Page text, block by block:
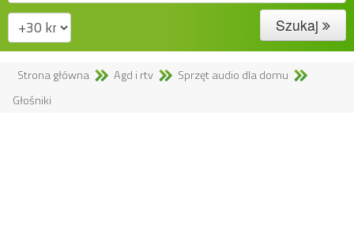
Szukaj
Strona główna Agd i rtv
Sprzęt audio dla domu
Głośniki